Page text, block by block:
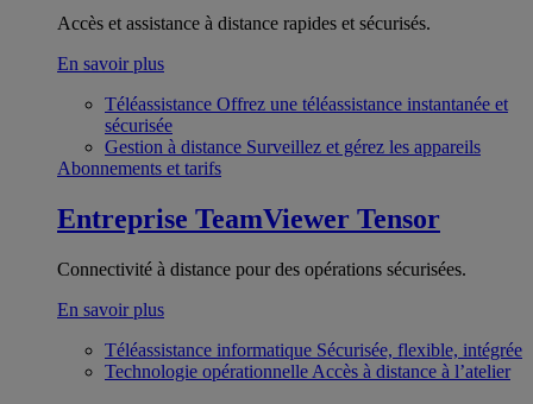
Accès et assistance à distance rapides et sécurisés.
En savoir plus
Téléassistance Offrez une téléassistance instantanée et
sécurisée
Gestion à distance Surveillez et gérez les appareils
Abonnements et tarifs
Entreprise TeamViewer Tensor
Connectivité à distance pour des opérations sécurisées.
En savoir plus
Téléassistance informatique Sécurisée, flexible, intégrée
Technologie opérationnelle Accès à distance à l’atelier